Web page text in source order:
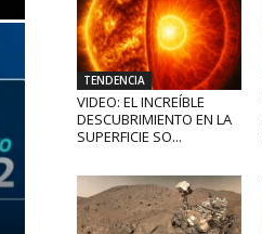
TENDENCIA
VIDEO: EL INCREÍBLE
DESCUBRIMIENTO EN LA
SUPERFICIE SO...